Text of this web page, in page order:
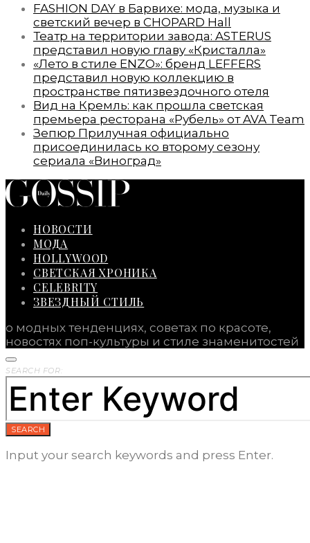
FASHION DAY в Барвихе: мода, музыка и
светский вечер в CHOPARD Hall
Театр на территории завода: ASTERUS
представил новую главу «Кристалла»
«Лето в стиле ENZO»: бренд LEFFERS
представил новую коллекцию в
пространстве пятизвездочного отеля
Вид на Кремль: как прошла светская
премьера ресторана «Рубель» от AVA Team
Зепюр Прилучная официально
присоединилась ко второму сезону
сериала «Виноград»
НОВОСТИ
МОДА
HOLLYWOOD
СВЕТСКАЯ ХРОНИКА
CELEBRITY
ЗВЕЗДНЫЙ СТИЛЬ
о модных тенденциях, советах по красоте,
новостях поп-культуры и стиле знаменитостей
SEARCH FOR:
SEARCH
Input your search keywords and press Enter.